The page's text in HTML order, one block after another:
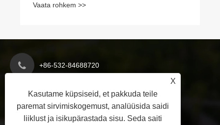
Vaata rohkem >>
+86-532-84688720
info@polykem.cn
X
Kasutame küpsiseid, et pakkuda teile
paremat sirvimiskogemust, analüüsida saidi
liiklust ja isikupärastada sisu. Seda saiti